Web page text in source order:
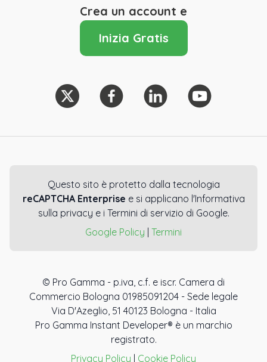
Crea un account e
Inizia Gratis
Questo sito è protetto dalla tecnologia
reCAPTCHA Enterprise e si applicano l'Informativa
sulla privacy e i Termini di servizio di Google.
Google Policy Termini
© Pro Gamma - p.iva, c.f. e iscr. Camera di
Commercio Bologna 01985091204 - Sede legale
Via D'Azeglio, 51 40123 Bologna - Italia
Pro Gamma Instant Developer® è un marchio
registrato.
Privacy Policy
Cookie Policy